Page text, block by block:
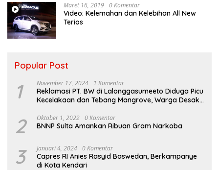
Maret 16, 2019 0 Komentar
Video: Kelemahan dan Kelebihan All New
Terios
Popular Post
1 November 17, 2024 1 Komentar
Reklamasi PT. BW di Lalonggasumeeto Diduga Picu
Kecelakaan dan Tebang Mangrove, Warga Desak
2 Oktober 1, 2022 0 Komentar
BNNP Sulta Amankan Ribuan Gram Narkoba
3 Januari 4, 2024 0 Komentar
Capres RI Anies Rasyid Baswedan, Berkampanye
di Kota Kendari